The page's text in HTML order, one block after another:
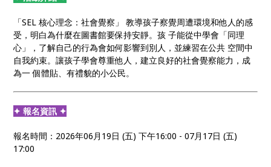
「SEL 核心理念：社會覺察」 教導孩子察覺周遭環境和他人的感
受，明白為什麼在圖書館要保持安靜。孩 子能從中學會「同理
心」，了解自己的行為會如何影響到別人，並練習在公共 空間中
自我約束。讓孩子學會尊重他人，建立良好的社會覺察能力，成
為一 個體貼、有禮貌的小公民。
✦ 報名資訊 ✦
報名時間：2026年06月19日 (五) 下午16:00 - 07月17日 (五)
17:00